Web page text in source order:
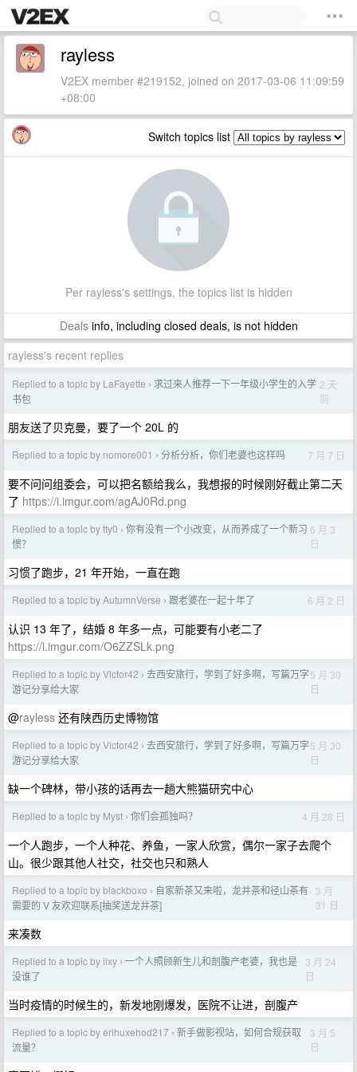
rayless
V2EX member #219152, joined on 2017-03-06 11:09:59
+08:00
Switch topics list
Per rayless's settings, the topics list is hidden
Dealsinfo, including closed deals, is not hidden
rayless's recent replies
Replied to a topic by LaFayette › 求过来人推荐一下一年级小学生的入学
书包
2 天
前
朋友送了贝克曼，要了一个 20L 的
Replied to a topic by nomore001 › 分析分析，你们老婆也这样吗 7 月 7 日
要不问问组委会，可以把名额给我么，我想报的时候刚好截止第二天
了 https://i.imgur.com/agAJ0Rd.png
Replied to a topic by tty0 › 你有没有一个小改变，从而养成了一个新习
惯？
6 月 3
日
习惯了跑步，21 年开始，一直在跑
Replied to a topic by AutumnVerse › 跟老婆在一起十年了 6 月 2 日
认识 13 年了，结婚 8 年多一点，可能要有小老二了
https://i.imgur.com/O6ZZSLk.png
Replied to a topic by Victor42 › 去西安旅行，学到了好多啊，写篇万字
游记分享给大家
5 月 30
日
@rayless 还有陕西历史博物馆
Replied to a topic by Victor42 › 去西安旅行，学到了好多啊，写篇万字
游记分享给大家
5 月 30
日
缺一个碑林，带小孩的话再去一趟大熊猫研究中心
Replied to a topic by Myst › 你们会孤独吗？ 4 月 28 日
一个人跑步，一个人种花、养鱼，一家人欣赏，偶尔一家子去爬个
山。很少跟其他人社交，社交也只和熟人
Replied to a topic by blackboxo › 自家新茶又来啦，龙井茶和径山茶有
需要的 V 友欢迎联系[抽奖送龙井茶]
3 月
31 日
来凑数
Replied to a topic by iixy › 一个人照顾新生儿和剖腹产老婆，我也是
没谁了
3 月 24
日
当时疫情的时候生的，新发地刚爆发，医院不让进，剖腹产
Replied to a topic by erihuxehod217 › 新手做影视站，如何合规获取
流量？
3 月 5
日